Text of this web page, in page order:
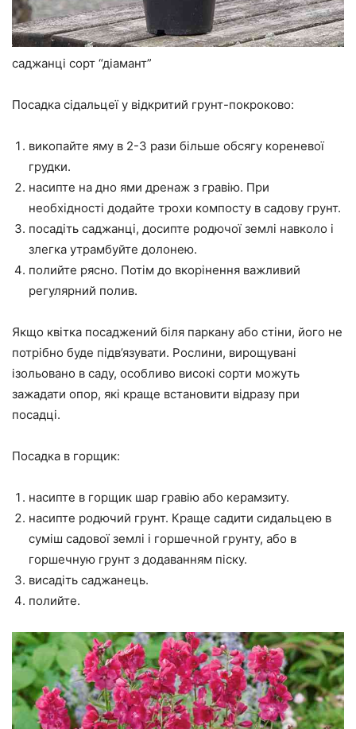
саджанці сорт “діамант”
Посадка сідальцеї у відкритий грунт-покроково:
викопайте яму в 2-3 рази більше обсягу кореневої
грудки.
насипте на дно ями дренаж з гравію. При
необхідності додайте трохи компосту в садову грунт.
посадіть саджанці, досипте родючої землі навколо і
злегка утрамбуйте долонею.
полийте рясно. Потім до вкорінення важливий
регулярний полив.
Якщо квітка посаджений біля паркану або стіни, його не
потрібно буде підв’язувати. Рослини, вирощувані
ізольовано в саду, особливо високі сорти можуть
зажадати опор, які краще встановити відразу при
посадці.
Посадка в горщик:
насипте в горщик шар гравію або керамзиту.
насипте родючий грунт. Краще садити сидальцею в
суміш садової землі і горшечной грунту, або в
горшечную грунт з додаванням піску.
висадіть саджанець.
полийте.